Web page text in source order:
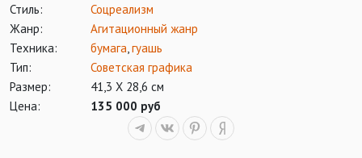
Стиль:
Соцреализм
Жанр:
Агитационный жанр
Техника:
бумага гуашь
Тип:
Советская графика
Размер:
41,3 Х 28,6 см
Цена:
135 000 руб